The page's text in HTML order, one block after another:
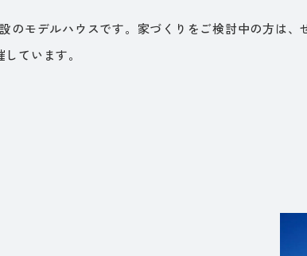
のモデルハウスです。家づくりをご検討中の方は、
ています。